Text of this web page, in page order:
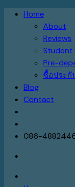
Skip Home
About
Reviews
Student
Pre-
ซื้อประกั
Blog
Contact
086-